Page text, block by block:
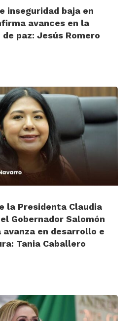
inseguridad baja en
avances en la
paz: Jesús Romero
la Presidenta Claudia
Gobernador Salomón
avanza en desarrollo e
Tania Caballero